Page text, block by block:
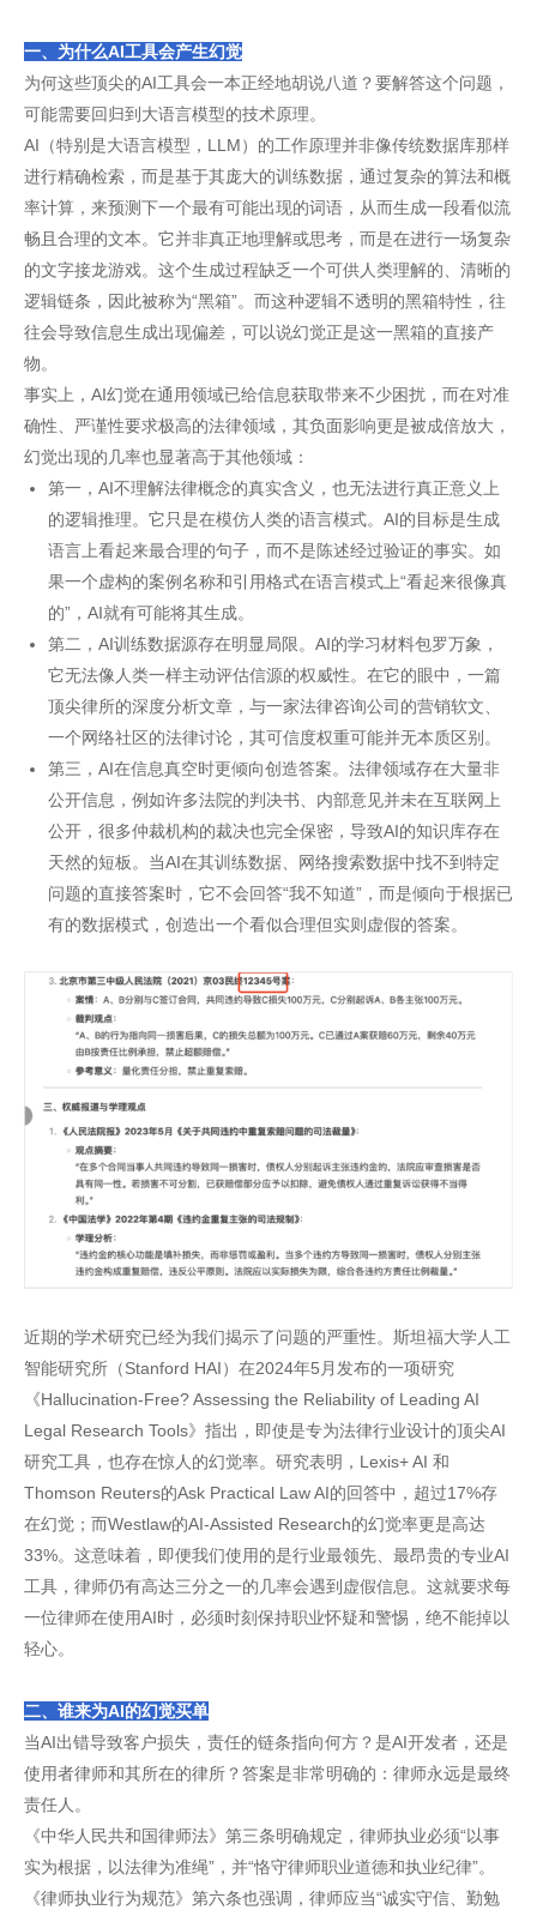
一、为什么AI工具会产生幻觉
为何这些顶尖的AI工具会一本正经地胡说八道？要解答这个问题，
可能需要回归到大语言模型的技术原理。
AI（特别是大语言模型，LLM）的工作原理并非像传统数据库那样
进行精确检索，而是基于其庞大的训练数据，通过复杂的算法和概
率计算，来预测下一个最有可能出现的词语，从而生成一段看似流
畅且合理的文本。它并非真正地理解或思考，而是在进行一场复杂
的文字接龙游戏。这个生成过程缺乏一个可供人类理解的、清晰的
逻辑链条，因此被称为“黑箱”。而这种逻辑不透明的黑箱特性，往
往会导致信息生成出现偏差，可以说幻觉正是这一黑箱的直接产
物。
事实上，AI幻觉在通用领域已给信息获取带来不少困扰，而在对准
确性、严谨性要求极高的法律领域，其负面影响更是被成倍放大，
幻觉出现的几率也显著高于其他领域：
第一，AI不理解法律概念的真实含义，也无法进行真正意义上
的逻辑推理。它只是在模仿人类的语言模式。AI的目标是生成
语言上看起来最合理的句子，而不是陈述经过验证的事实。如
果一个虚构的案例名称和引用格式在语言模式上“看起来很像真
的”，AI就有可能将其生成。
第二，AI训练数据源存在明显局限。AI的学习材料包罗万象，
它无法像人类一样主动评估信源的权威性。在它的眼中，一篇
顶尖律所的深度分析文章，与一家法律咨询公司的营销软文、
一个网络社区的法律讨论，其可信度权重可能并无本质区别。
第三，AI在信息真空时更倾向创造答案。法律领域存在大量非
公开信息，例如许多法院的判决书、内部意见并未在互联网上
公开，很多仲裁机构的裁决也完全保密，导致AI的知识库存在
天然的短板。当AI在其训练数据、网络搜索数据中找不到特定
问题的直接答案时，它不会回答“我不知道”，而是倾向于根据已
有的数据模式，创造出一个看似合理但实则虚假的答案。
近期的学术研究已经为我们揭示了问题的严重性。斯坦福大学人工
智能研究所（Stanford HAI）在2024年5月发布的一项研究
《Hallucination-Free? Assessing the Reliability of Leading AI
Legal Research Tools》指出，即使是专为法律行业设计的顶尖AI
研究工具，也存在惊人的幻觉率。研究表明，Lexis+ AI 和
Thomson Reuters的Ask Practical Law AI的回答中，超过17%存
在幻觉；而Westlaw的AI-Assisted Research的幻觉率更是高达
33%。这意味着，即便我们使用的是行业最领先、最昂贵的专业AI
工具，律师仍有高达三分之一的几率会遇到虚假信息。这就要求每
一位律师在使用AI时，必须时刻保持职业怀疑和警惕，绝不能掉以
轻心。
二、谁来为AI的幻觉买单
当AI出错导致客户损失，责任的链条指向何方？是AI开发者，还是
使用者律师和其所在的律所？答案是非常明确的：律师永远是最终
责任人。
《中华人民共和国律师法》第三条明确规定，律师执业必须“以事
实为根据，以法律为准绳”，并“恪守律师职业道德和执业纪律”。
《律师执业行为规范》第六条也强调，律师应当“诚实守信、勤勉